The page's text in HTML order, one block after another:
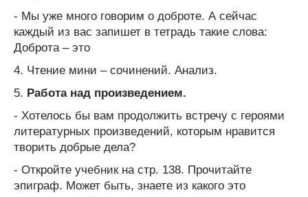
- Мы уже много говорим о доброте. А сейчас
каждый из вас запишет в тетрадь такие слова:
Доброта – это
4. Чтение мини – сочинений. Анализ.
5. Работа над произведением.
- Хотелось бы вам продолжить встречу с героями
литературных произведений, которым нравится
творить добрые дела?
- Откройте учебник на стр. 138. Прочитайте
эпиграф. Может быть, знаете из какого это